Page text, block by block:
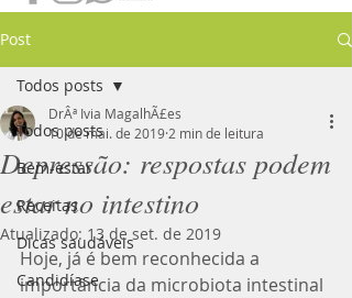
Post
Todos posts
Bem-estar
Receitas
Dicas saudáveis
Candidíase
Todos posts
Depressão: respostas podem
estar no intestino
DrÂª Ivia MagalhÃ£es
10 de mai. de 2019 2 min de leitura
Atualizado: 13 de set. de 2019
Hoje, já é bem reconhecida a
importância da microbiota intestinal